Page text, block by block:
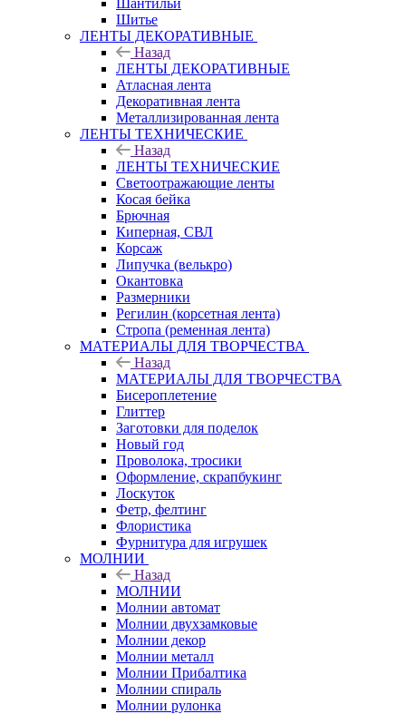
Шантильи
Шитье
ЛЕНТЫ ДЕКОРАТИВНЫЕ
Назад
ЛЕНТЫ ДЕКОРАТИВНЫЕ
Атласная лента
Декоративная лента
Металлизированная лента
ЛЕНТЫ ТЕХНИЧЕСКИЕ
Назад
ЛЕНТЫ ТЕХНИЧЕСКИЕ
Светоотражающие ленты
Косая бейка
Брючная
Киперная, СВЛ
Корсаж
Липучка (велькро)
Окантовка
Размерники
Регилин (корсетная лента)
Стропа (ременная лента)
МАТЕРИАЛЫ ДЛЯ ТВОРЧЕСТВА
Назад
МАТЕРИАЛЫ ДЛЯ ТВОРЧЕСТВА
Бисероплетение
Глиттер
Заготовки для поделок
Новый год
Проволока, тросики
Оформление, скрапбукинг
Лоскуток
Фетр, фелтинг
Флористика
Фурнитура для игрушек
МОЛНИИ
Назад
МОЛНИИ
Молнии автомат
Молнии двухзамковые
Молнии декор
Молнии металл
Молнии Прибалтика
Молнии спираль
Молнии рулонка